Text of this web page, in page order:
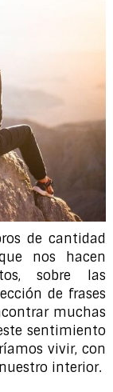
de cantidad
nos hacen
sobre las
de frases
muchas
sentimiento
vivir, con
interior.